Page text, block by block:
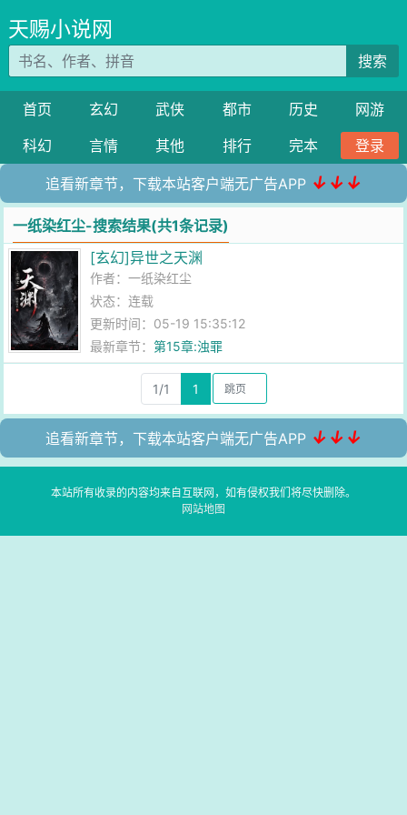
天赐小说网
搜索
首页 玄幻 武侠 都市 历史
网游
科幻
言情 其他 排行 完本 登录
追看新章节，下载本站客户端无广告APP ↓↓↓
一纸染红尘-搜索结果(共1条记录)
[玄幻]异世之天渊
作者：一纸染红尘
状态：连载
更新时间：05-19 15:35:12
最新章节：第15章:浊罪
1/1 1
追看新章节，下载本站客户端无广告APP ↓↓↓
本站所有收录的内容均来自互联网，如有侵权我们将尽快删除。
网站地图